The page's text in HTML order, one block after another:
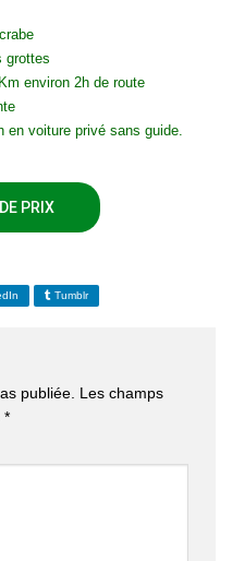
grottes
environ 2h de route
voiture privé sans guide.
PRIX
Tumblr
publiée. Les champs
*